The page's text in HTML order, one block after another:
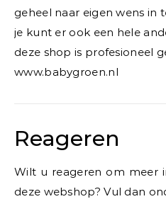
geheel naar eigen wens in
je kunt er ook een hele
deze shop is profesioneel
www.babygroen.nl
Reageren
Wilt u reageren om meer
deze webshop? Vul dan